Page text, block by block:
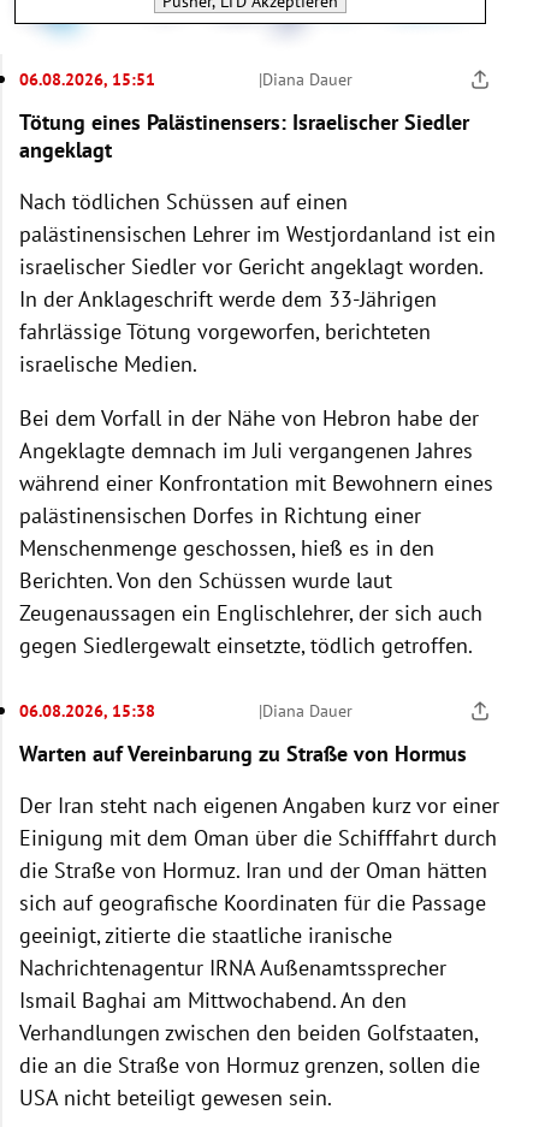
Die Straße von Hormus wird zur Goldgrube für
den Iran
Krieg finanziert
Ein Minenfeld für die
Weltwirtschaft
06.08.2026, 15:51 |Diana Dauer
Tötung eines Palästinensers: Israelischer Siedler
angeklagt
Nach tödlichen Schüssen auf einen
palästinensischen Lehrer im Westjordanland ist ein
israelischer Siedler vor Gericht angeklagt worden.
In der Anklageschrift werde dem 33-Jährigen
fahrlässigeTötung vorgeworfen, berichteten
israelische Medien.
Bei dem Vorfall in der Nähe von Hebron habe der
Angeklagte demnach im Juli vergangenen Jahres
während einer Konfrontation mit Bewohnern eines
palästinensischen Dorfes in Richtung einer
Menschenmenge geschossen, hieß es in den
Berichten. Von den Schüssen wurde laut
Zeugenaussagen ein Englischlehrer, der sich auch
gegen Siedlergewalt einsetzte, tödlich getroffen.
06.08.2026, 15:38 |Diana Dauer
Warten auf Vereinbarung zu Straße von Hormus
Der Iran steht nach eigenen Angaben kurz vor einer
Einigung mit dem Oman über die Schifffahrt durch
die Straße von Hormuz. Iran und der Oman hätten
sich auf geografische Koordinaten für die Passage
geeinigt, zitierte die staatliche iranische
Nachrichtenagentur IRNA Außenamtssprecher
Ismail Baghai am Mittwochabend. An den
Verhandlungen zwischen den beiden Golfstaaten,
die an die Straße von Hormuz grenzen, sollen die
USA nicht beteiligt gewesen sein.